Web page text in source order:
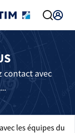
contact avec
les équipes du